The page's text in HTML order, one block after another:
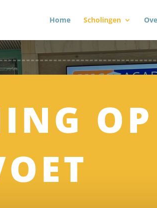
Home Scholingen
OP